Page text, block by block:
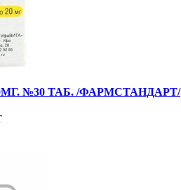
№30 ТАБ. /ФАРМСТАНДАРТ/